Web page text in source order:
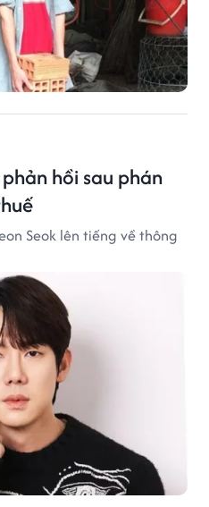
phản hồi sau phán
Seok lên tiếng về thông